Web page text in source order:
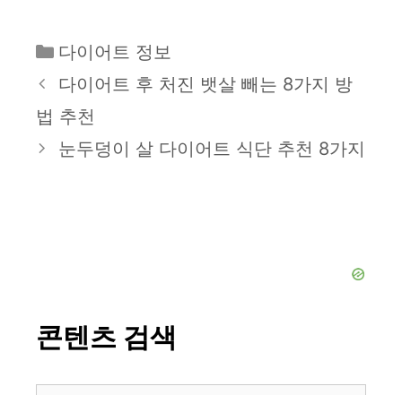
카
테
리
다이어트 정보
다이어트 후 처진 뱃살 빼는 8가지 방
법 추천
눈두덩이 살 다이어트 식단 추천 8가지
콘텐츠 검색